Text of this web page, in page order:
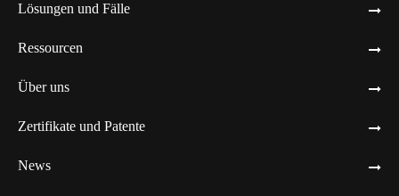
Lösungen und Fälle
Ressourcen
Über uns
Zertifikate und Patente
News